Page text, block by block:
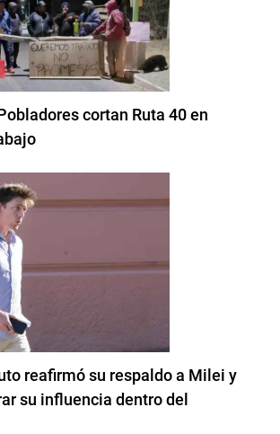
cortan Ruta 40 en
reafirmó su respaldo a Milei y
su influencia dentro del